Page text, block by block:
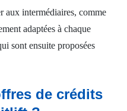
aux intermédiaires, comme
adaptées à chaque
sont ensuite proposées
de crédits